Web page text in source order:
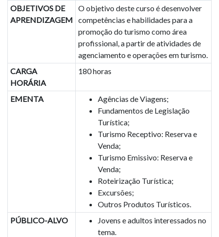
OBJETIVOS DE
APRENDIZAGEM
O objetivo deste curso é desenvolver
competências e habilidades para a
promoção do turismo como área
profissional, a partir de atividades de
agenciamento e operações em turismo.
CARGA
HORÁRIA
180 horas
EMENTA
Agências de Viagens;
Fundamentos de Legislação
Turística;
Turismo Receptivo: Reserva e
Venda;
Turismo Emissivo: Reserva e
Venda;
Roteirização Turística;
Excursões;
Outros Produtos Turísticos.
PÚBLICO-ALVO
Jovens e adultos interessados no
tema.